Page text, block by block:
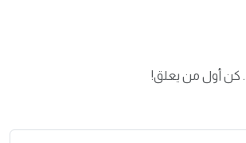
كن أول من يعلق!